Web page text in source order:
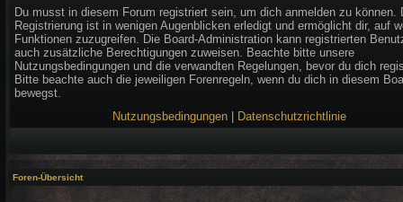
Du musst in diesem Forum registriert sein, um dich anmelden zu können.
Registrierung ist in wenigen Augenblicken erledigt und ermöglicht dir, auf
Funktionen zuzugreifen. Die Board-Administration kann registrierten
auch zusätzliche Berechtigungen zuweisen. Beachte bitte unsere
Nutzungsbedingungen und die verwandten Regelungen, bevor du dich
Bitte beachte auch die jeweiligen Forenregeln, wenn du dich in diesem
bewegst.
Nutzungsbedingungen
Datenschutzrichtlinie
Foren-Übersicht